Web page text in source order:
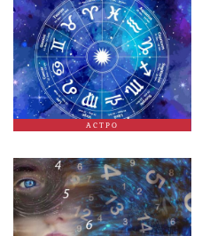
АСТРО